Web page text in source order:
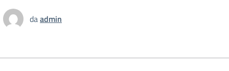
daadmin